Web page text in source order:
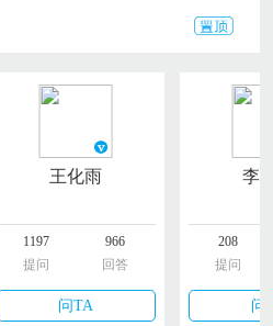
王化雨
1197
966
提问
回答
问TA
李
208
提问
问